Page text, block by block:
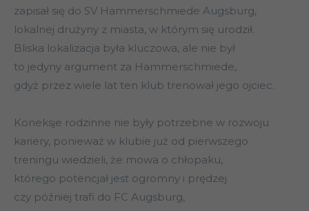
zapisał się do SV Hammerschmiede Augsburg,
lokalnej drużyny z miasta, w którym się urodził.
Bliska lokalizacja była kluczowa, ale nie był
to jedyny argument za Hammerschmiede,
gdyż przez wiele lat ten klub trenował jego ojciec.
Koneksje rodzinne nie były potrzebne w rozwoju
kariery, ponieważ w klubie już od pierwszego
treningu wiedzieli, że mowa o chłopaku,
którego potencjał jest ogromny i prędzej
czy później trafi do FC Augsburg,